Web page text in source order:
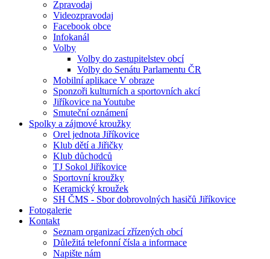
Zpravodaj
Videozpravodaj
Facebook obce
Infokanál
Volby
Volby do zastupitelstev obcí
Volby do Senátu Parlamentu ČR
Mobilní aplikace V obraze
Sponzoři kulturních a sportovních akcí
Jiříkovice na Youtube
Smuteční oznámení
Spolky a zájmové kroužky
Orel jednota Jiříkovice
Klub dětí a Jiřičky
Klub důchodců
TJ Sokol Jiříkovice
Sportovní kroužky
Keramický kroužek
SH ČMS - Sbor dobrovolných hasičů Jiříkovice
Fotogalerie
Kontakt
Seznam organizací zřízených obcí
Důležitá telefonní čísla a informace
Napište nám